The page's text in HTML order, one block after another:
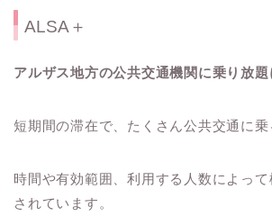
ALSA＋
アルザス地方の公共交通機関に乗り放
短期間の滞在で、たくさん公共交通に乗
時間や有効範囲、利用する人数によっ
されています。